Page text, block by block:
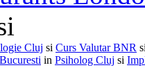
Cluj si Curs Valutar BNR
in Psiholog Cluj si